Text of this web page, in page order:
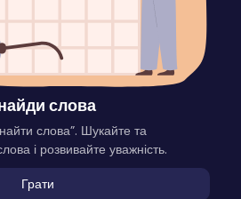
слова
слова”. Шукайте та
і розвивайте уважність.
Грати